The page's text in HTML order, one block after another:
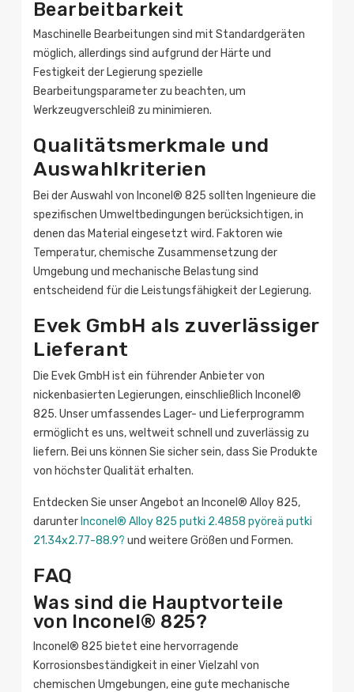
Bearbeitbarkeit
Maschinelle Bearbeitungen sind mit Standardgeräten
möglich, allerdings sind aufgrund der Härte und
Festigkeit der Legierung spezielle
Bearbeitungsparameter zu beachten, um
Werkzeugverschleiß zu minimieren.
Qualitätsmerkmale und
Auswahlkriterien
Bei der Auswahl von Inconel® 825 sollten Ingenieure die
spezifischen Umweltbedingungen berücksichtigen, in
denen das Material eingesetzt wird. Faktoren wie
Temperatur, chemische Zusammensetzung der
Umgebung und mechanische Belastung sind
entscheidend für die Leistungsfähigkeit der Legierung.
Evek GmbH als zuverlässiger
Lieferant
Die Evek GmbH ist ein führender Anbieter von
nickenbasierten Legierungen, einschließlich Inconel®
825. Unser umfassendes Lager- und Lieferprogramm
ermöglicht es uns, weltweit schnell und zuverlässig zu
liefern. Bei uns können Sie sicher sein, dass Sie Produkte
von höchster Qualität erhalten.
Entdecken Sie unser Angebot an Inconel® Alloy 825,
darunter Inconel® Alloy 825 putki 2.4858 pyöreä putki
21.34x2.77-88.9? und weitere Größen und Formen.
FAQ
Was sind die Hauptvorteile
von Inconel® 825?
Inconel® 825 bietet eine hervorragende
Korrosionsbeständigkeit in einer Vielzahl von
chemischen Umgebungen, eine gute mechanische